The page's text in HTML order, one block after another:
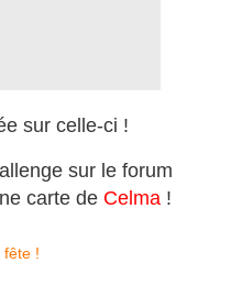
sur celle-ci !
sur le forum
carte de Celma !